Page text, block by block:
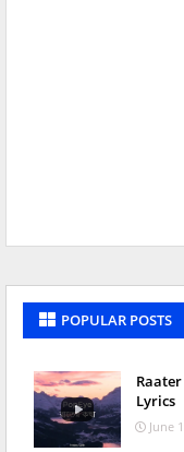
POPULAR POSTS
Raater
Lyrics
June